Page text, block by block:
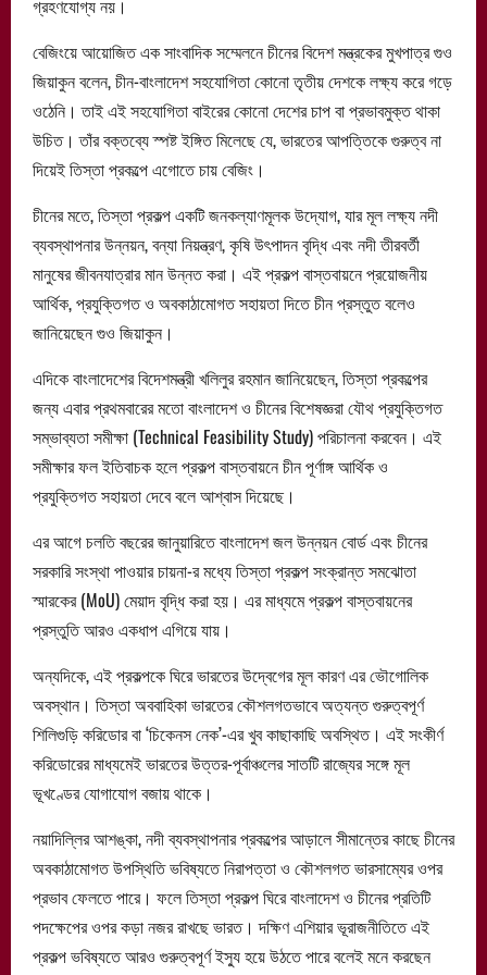
গ্রহণযোগ্য নয়।
বেজিংয়ে আয়োজিত এক সাংবাদিক সম্মেলনে চীনের বিদেশ মন্ত্রকের মুখপাত্র গুও
জিয়াকুন বলেন, চীন-বাংলাদেশ সহযোগিতা কোনো তৃতীয় দেশকে লক্ষ্য করে গড়ে
ওঠেনি। তাই এই সহযোগিতা বাইরের কোনো দেশের চাপ বা প্রভাবমুক্ত থাকা
উচিত। তাঁর বক্তব্যে স্পষ্ট ইঙ্গিত মিলেছে যে, ভারতের আপত্তিকে গুরুত্ব না
দিয়েই তিস্তা প্রকল্পে এগোতে চায় বেজিং।
চীনের মতে, তিস্তা প্রকল্প একটি জনকল্যাণমূলক উদ্যোগ, যার মূল লক্ষ্য নদী
ব্যবস্থাপনার উন্নয়ন, বন্যা নিয়ন্ত্রণ, কৃষি উৎপাদন বৃদ্ধি এবং নদী তীরবর্তী
মানুষের জীবনযাত্রার মান উন্নত করা। এই প্রকল্প বাস্তবায়নে প্রয়োজনীয়
আর্থিক, প্রযুক্তিগত ও অবকাঠামোগত সহায়তা দিতে চীন প্রস্তুত বলেও
জানিয়েছেন গুও জিয়াকুন।
এদিকে বাংলাদেশের বিদেশমন্ত্রী খলিলুর রহমান জানিয়েছেন, তিস্তা প্রকল্পের
জন্য এবার প্রথমবারের মতো বাংলাদেশ ও চীনের বিশেষজ্ঞরা যৌথ প্রযুক্তিগত
সম্ভাব্যতা সমীক্ষা (Technical Feasibility Study) পরিচালনা করবেন। এই
সমীক্ষার ফল ইতিবাচক হলে প্রকল্প বাস্তবায়নে চীন পূর্ণাঙ্গ আর্থিক ও
প্রযুক্তিগত সহায়তা দেবে বলে আশ্বাস দিয়েছে।
এর আগে চলতি বছরের জানুয়ারিতে বাংলাদেশ জল উন্নয়ন বোর্ড এবং চীনের
সরকারি সংস্থা পাওয়ার চায়না-র মধ্যে তিস্তা প্রকল্প সংক্রান্ত সমঝোতা
স্মারকের (MoU) মেয়াদ বৃদ্ধি করা হয়। এর মাধ্যমে প্রকল্প বাস্তবায়নের
প্রস্তুতি আরও একধাপ এগিয়ে যায়।
অন্যদিকে, এই প্রকল্পকে ঘিরে ভারতের উদ্বেগের মূল কারণ এর ভৌগোলিক
অবস্থান। তিস্তা অববাহিকা ভারতের কৌশলগতভাবে অত্যন্ত গুরুত্বপূর্ণ
শিলিগুড়ি করিডোর বা ‘চিকেনস নেক’-এর খুব কাছাকাছি অবস্থিত। এই সংকীর্ণ
করিডোরের মাধ্যমেই ভারতের উত্তর-পূর্বাঞ্চলের সাতটি রাজ্যের সঙ্গে মূল
ভূখণ্ডের যোগাযোগ বজায় থাকে।
নয়াদিল্লির আশঙ্কা, নদী ব্যবস্থাপনার প্রকল্পের আড়ালে সীমান্তের কাছে চীনের
অবকাঠামোগত উপস্থিতি ভবিষ্যতে নিরাপত্তা ও কৌশলগত ভারসাম্যের ওপর
প্রভাব ফেলতে পারে। ফলে তিস্তা প্রকল্প ঘিরে বাংলাদেশ ও চীনের প্রতিটি
পদক্ষেপের ওপর কড়া নজর রাখছে ভারত। দক্ষিণ এশিয়ার ভূরাজনীতিতে এই
প্রকল্প ভবিষ্যতে আরও গুরুত্বপূর্ণ ইস্যু হয়ে উঠতে পারে বলেই মনে করছেন